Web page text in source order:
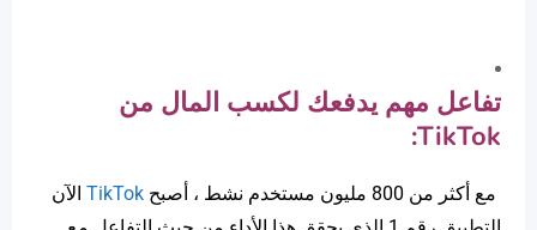
تفاعل مهم يدفعك لكسب المال من
TikTok
:
مع أكثر من 800 مليون مستخدم نشط ، أصبح
الآن